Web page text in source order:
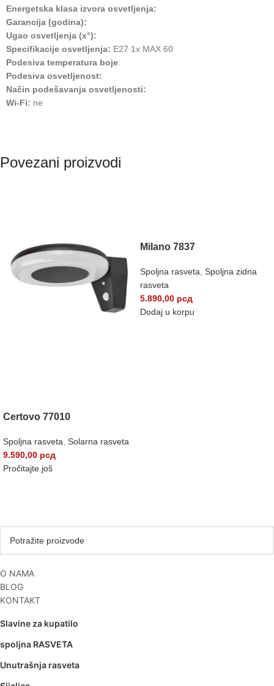
Energetska klasa izvora osvetljenja:
Garancija (godina):
Ugao osvetljenja (x°):
Specifikacije osvetljenja: E27 1x MAX 60
Podesiva temperatura boje:
Podesiva osvetljenost:
Način podešavanja osvetljenosti:
Wi-Fi: ne
Povezani proizvodi
Certovo 77010
Spoljna rasveta Solarna rasveta
9.590,00 рсд
Pročitajte još
Milano 7837
Spoljna rasveta Spoljna zidna
rasveta
5.890,00 рсд
Dodaj u korpu
O NAMA
BLOG
KONTAKT
Slavine za kupatilo
spoljna RASVETA
Unutrašnja rasveta